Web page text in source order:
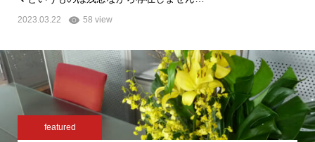
2023.03.22 58 view
featured